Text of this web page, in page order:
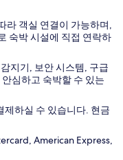
라 객실 연결이 가능하며,
숙박 시설에 직접 연락하
지기, 보안 시스템, 구급
심하고 숙박할 수 있는
제하실 수 있습니다. 현금
American Express,